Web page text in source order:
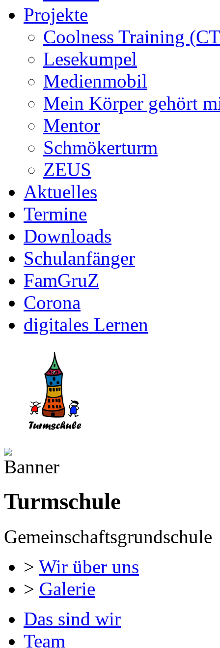
Projekte
Coolness Training
Lesekumpel
Medienmobil
Mein Körper gehört
Mentor
Schmökerturm
ZEUS
Aktuelles
Termine
Downloads
Schulanfänger
FamGruZ
Corona
digitales Lernen
Turmschule
Gemeinschaftsgrundschule
> Wir über uns
> Galerie
Das sind wir
Team